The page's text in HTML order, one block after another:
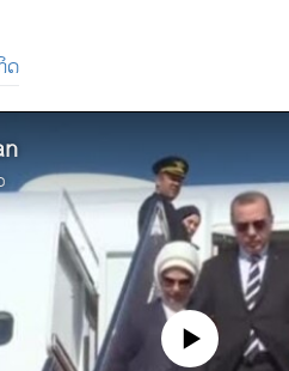
ດ
No media source currently